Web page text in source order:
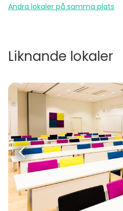
Andra lokaler på samma plats
Liknande lokaler